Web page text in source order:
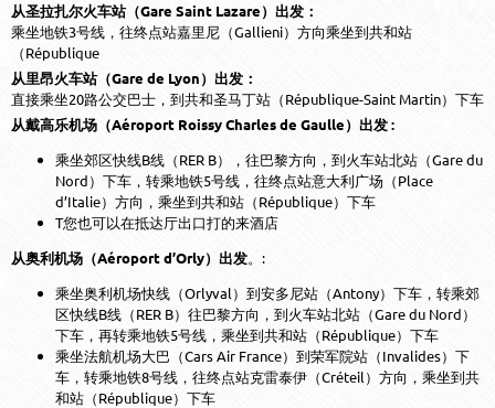
从圣拉扎尔火车站（Gare Saint Lazare）出发：
乘坐地铁3号线，往终点站嘉里尼（Gallieni）方向乘坐到共和站
（République
从里昂火车站（Gare de Lyon）出发：
直接乘坐20路公交巴士，到共和圣马丁站（République-Saint Martin）下车
从戴高乐机场（Aéroport Roissy Charles de Gaulle）出发 :
乘坐郊区快线B线（RER B），往巴黎方向，到火车站北站（Gare du
Nord）下车，转乘地铁5号线，往终点站意大利广场（Place
d’Italie）方向，乘坐到共和站（République）下车
T您也可以在抵达厅出口打的来酒店
从奥利机场（Aéroport d’Orly）出发。:
乘坐奥利机场快线（Orlyval）到安多尼站（Antony）下车，转乘郊
区快线B线（RER B）往巴黎方向，到火车站北站（Gare du Nord）
下车，再转乘地铁5号线，乘坐到共和站（République）下车
乘坐法航机场大巴（Cars Air France）到荣军院站（Invalides）下
车，转乘地铁8号线，往终点站克雷泰伊（Créteil）方向，乘坐到共
和站（République）下车